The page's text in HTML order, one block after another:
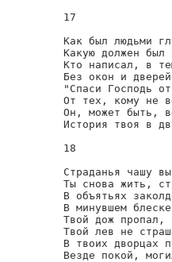
17
Как был людьми
Какую должен был
Кто написал, в
Без окон и
"Спаси Господь
От тех, кому не
Он, может быть,
История твоя в
18
Страданья чашу
Ты снова жить,
В объятьях
В минувшем
Твой дож пропал,
Твой лев не
В твоих дворцах
Везде покой,